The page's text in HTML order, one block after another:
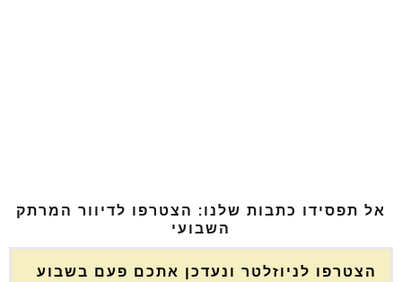
אל תפסידו כתבות שלנו: הצטרפו לדיוור המרתק
השבועי
הצטרפו לניוזלטר ונעדכן אתכם פעם בשבוע